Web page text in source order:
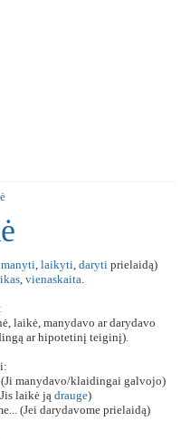
manyti, laikyti, daryti prielaidą)
, vienaskaita.
laikė, manydavo ar darydavo
ar hipotetinį teiginį).
(Ji manydavo/klaidingai galvojo)
laikė ją drauge)
(Jei darydavome prielaidą)